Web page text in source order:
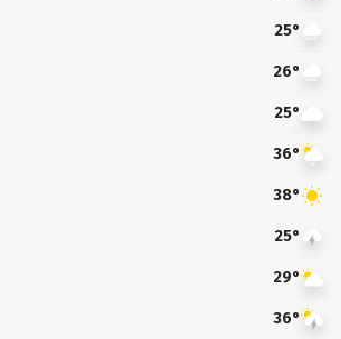
25°
26°
25°
36°
38°
25°
29°
36°